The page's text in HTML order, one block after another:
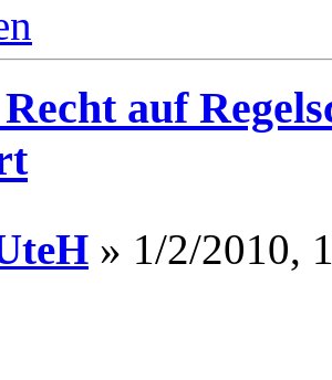
auf
» 1/2/2010,